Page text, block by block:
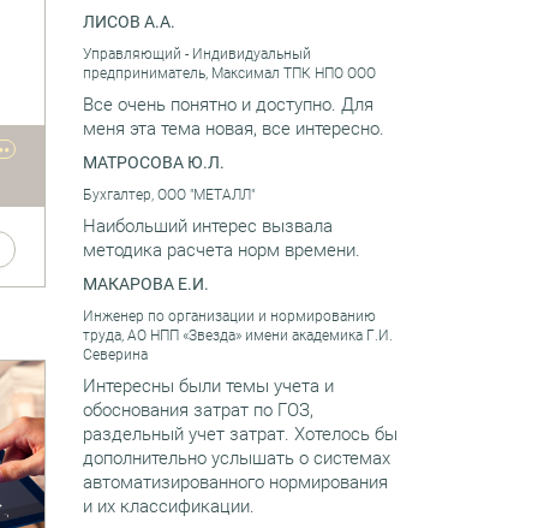
ЛИСОВ А.А.
Управляющий - Индивидуальный
предприниматель, Максимал ТПК НПО ООО
Все очень понятно и доступно. Для
меня эта тема новая, все интересно.
МАТРОСОВА Ю.Л.
Бухгалтер, ООО "МЕТАЛЛ"
Наибольший интерес вызвала
методика расчета норм времени.
МАКАРОВА Е.И.
Инженер по организации и нормированию
труда, АО НПП «Звезда» имени академика Г.И.
Северина
Интересны были темы учета и
обоснования затрат по ГОЗ,
раздельный учет затрат. Хотелось бы
дополнительно услышать о системах
автоматизированного нормирования
и их классификации.